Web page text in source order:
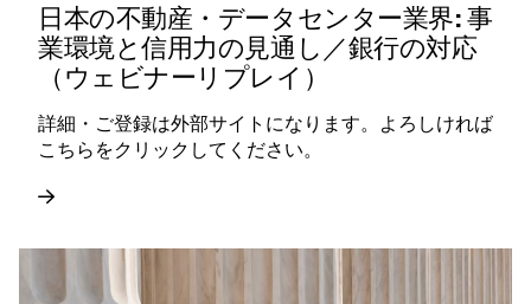
日本の不動産・データセンター業界: 事
業環境と信用力の見通し／銀行の対応
（ウェビナーリプレイ）
詳細・ご登録は外部サイトになります。よろしければ
こちらをクリックしてください。